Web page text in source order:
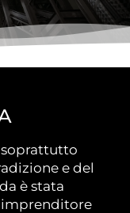
e del
è stata
imprenditore